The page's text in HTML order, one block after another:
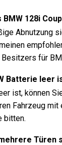
128i
Abnutzung
für
Batterie leer
ist, können
Fahrzeug
bitten.
Türen